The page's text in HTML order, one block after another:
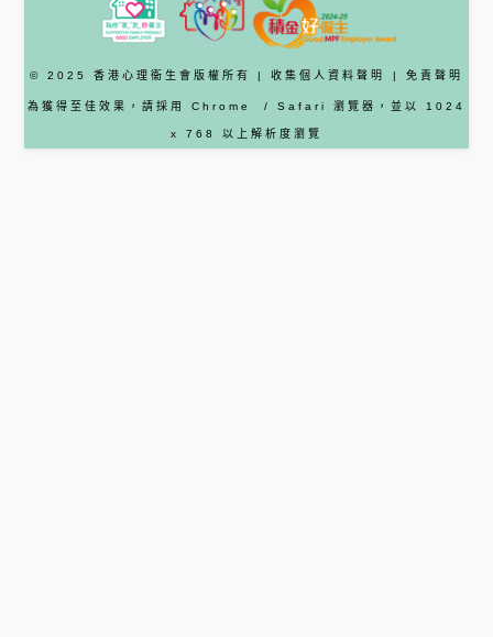
© 2025 香港心理衞生會版權所有 | 收集個人資料聲明 免責聲明
為獲得至佳效果，請採用 Chrome / Safari 瀏覽器 ，並以 1024
x 768 以上解析度瀏覽